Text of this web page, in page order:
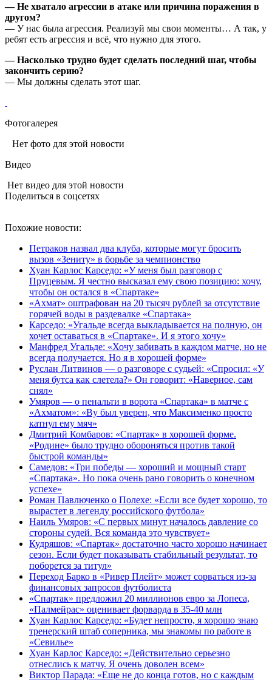
— Не хватало агрессии в атаке или причина поражения в
другом?
— У нас была агрессия. Реализуй мы свои моменты… А так, у
ребят есть агрессия и всё, что нужно для этого.
— Насколько трудно будет сделать последний шаг, чтобы
закончить серию?
— Мы должны сделать этот шаг.
Фотогалерея
Нет фото для этой новости
Видео
Нет видео для этой новости
Поделиться в соцсетях
Похожие новости:
Петраков назвал два клуба, которые могут бросить
вызов «Зениту» в борьбе за чемпионство
Хуан Карлос Карседо: «У меня был разговор с
Пруцевым. Я честно высказал ему свою позицию: хочу,
чтобы он остался в «Спартаке»
«Ахмат» оштрафован на 20 тысяч рублей за отсутствие
горячей воды в раздевалке «Спартака»
Карседо: «Угальде всегда выкладывается на полную, он
хочет оставаться в «Спартаке». И я этого хочу»
Манфред Угальде: «Хочу забивать в каждом матче, но не
всегда получается. Но я в хорошей форме»
Руслан Литвинов — о разговоре с судьей: «Спросил: «У
меня бутса как слетела?» Он говорит: «Наверное, сам
снял»
Умяров — о пенальти в ворота «Спартака» в матче с
«Ахматом»: «Ву был уверен, что Максименко просто
катнул ему мяч»
Дмитрий Комбаров: «Спартак» в хорошей форме.
«Родине» было трудно обороняться против такой
быстрой команды»
Самедов: «Три победы — хороший и мощный старт
«Спартака». Но пока очень рано говорить о конечном
успехе»
Роман Павлюченко о Полехе: «Если все будет хорошо, то
вырастет в легенду российского футбола»
Наиль Умяров: «С первых минут началось давление со
стороны судей. Вся команда это чувствует»
Кудряшов: «Спартак» достаточно часто хорошо начинает
сезон. Если будет показывать стабильный результат, то
поборется за титул»
Переход Барко в «Ривер Плейт» может сорваться из‑за
финансовых запросов футболиста
«Спартак» предложил 20 миллионов евро за Лопеса,
«Палмейрас» оценивает форварда в 35-40 млн
Хуан Карлос Карседо: «Будет непросто, я хорошо знаю
тренерский штаб соперника, мы знакомы по работе в
«Севилье»
Хуан Карлос Карседо: «Действительно серьезно
отнеслись к матчу. Я очень доволен всем»
Виктор Парада: «Еще не до конца готов, но с каждым